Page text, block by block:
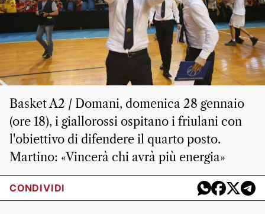
Basket A2 / Domani, domenica 28 gennaio
(ore 18), i giallorossi ospitano i friulani con
l'obiettivo di difendere il quarto posto.
Martino: «Vincerà chi avrà più energia»
CONDIVIDI